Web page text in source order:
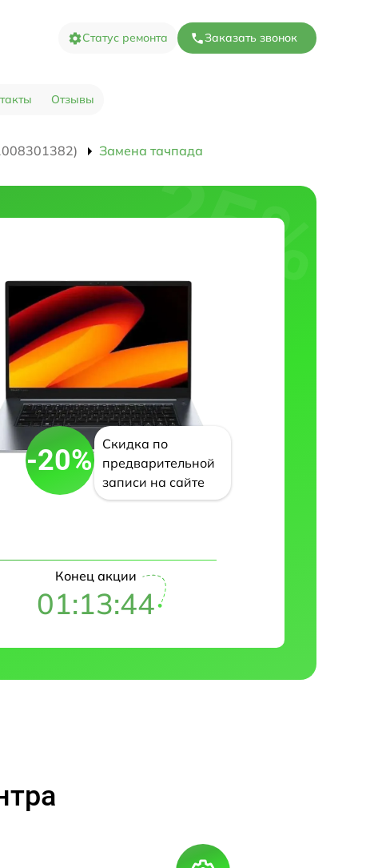
Статус ремонта Заказать звонок
Отзывы
Замена тачпада
-20%
Скидка по
предварительной
записи на сайте
Конец акции
01:13:43